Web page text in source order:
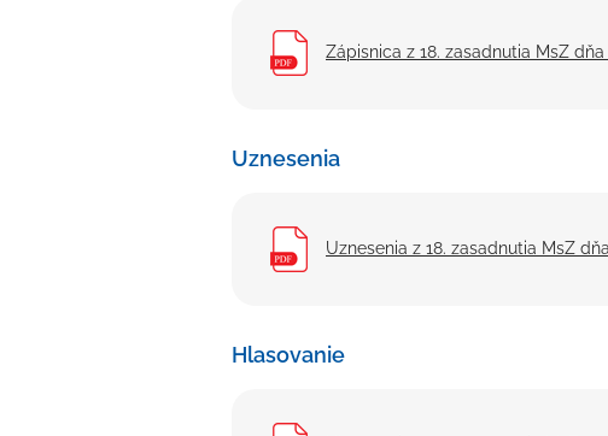
Zápisnica z 18. zasadnutia MsZ dňa
Uznesenia
Uznesenia z 18. zasadnutia MsZ
Hlasovanie